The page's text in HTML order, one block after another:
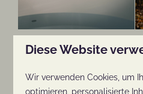
warmer
Diese Website
Wir verwenden Cookies, um
optimieren, personalisierte